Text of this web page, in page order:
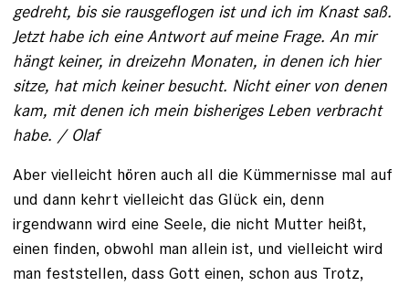
gedreht, bis sie rausgeflogen ist und ich im Knast saß.
Jetzt habe ich eine Antwort auf meine Frage. An mir
hängt keiner, in dreizehn Monaten, in denen ich hier
sitze, hat mich keiner besucht. Nicht einer von denen
kam, mit denen ich mein bisheriges Leben verbracht
habe. / Olaf
Aber vielleicht hören auch all die Kümmernisse mal auf
und dann kehrt vielleicht das Glück ein, denn
irgendwann wird eine Seele, die nicht Mutter heißt,
einen finden, obwohl man allein ist, und vielleicht wird
man feststellen, dass Gott einen, schon aus Trotz,